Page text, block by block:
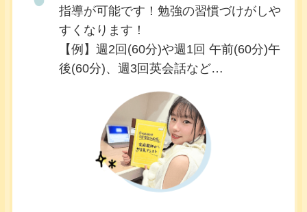
指導が可能です！勉強の習慣づけがしや
すくなります！
【例】週2回(60分)や週1回 午前(60分)午
後(60分)、週3回英会話など…